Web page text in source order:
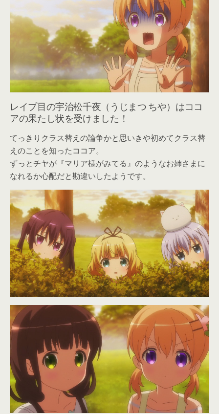
レイプ目の宇治松千夜（うじまつ ちや）はココ
アの果たし状を受けました！
てっきりクラス替えの論争かと思いきや初めてクラス替
えのことを知ったココア。
ずっとチヤが『マリア様がみてる』のようなお姉さまに
なれるか心配だと勘違いしたようです。